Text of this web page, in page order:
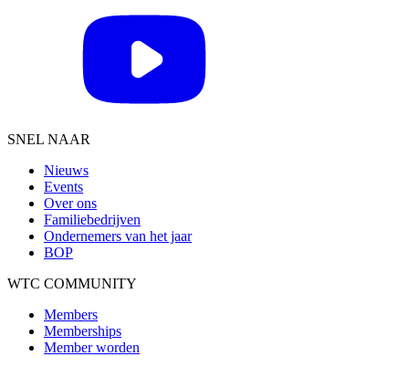
SNEL NAAR
Nieuws
Events
Over ons
Familiebedrijven
Ondernemers van het jaar
BOP
WTC COMMUNITY
Members
Memberships
Member worden